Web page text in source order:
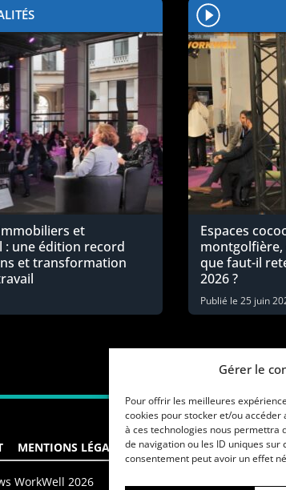
Gérer le
Pour offrir les meilleures
cookies pour stocker et/ou
à ces technologies nous permettra
de navigation ou les ID uniques
consentement peut avoir un effet
et
: une édition record
et transformation
Espaces
montgolfière,
que faut-il
2026 ?
Publié le 25 juin
MENTIONS LÉGALES
WorkWell 2026